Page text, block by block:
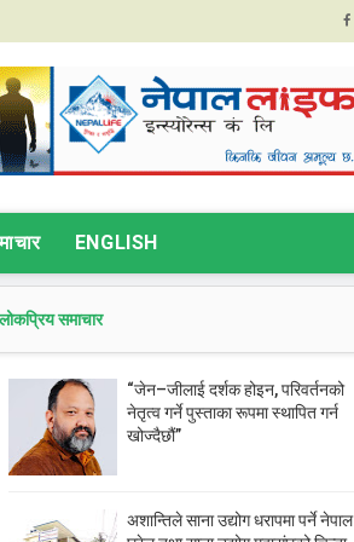
ENGLISH
लोकप्रिय समाचार
“जेन–जीलाई दर्शक होइन, परिवर्तनको
नेतृत्व गर्ने पुस्ताका रूपमा स्थापित गर्न
खोज्दैछौं”
अशान्तिले साना उद्योग धरापमा पर्ने नेपाल